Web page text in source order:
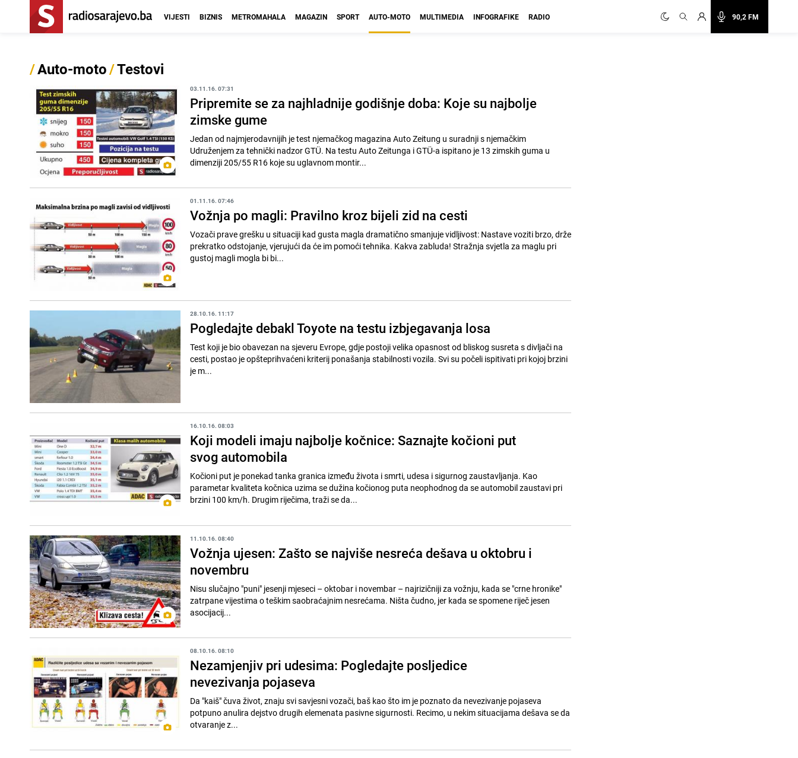
90,2 FM
VIJESTI BIZNIS METROMAHALA MAGAZIN SPORT AUTO-MOTO MULTIMEDIA INFOGRAFIKE RADIO
/Auto-moto/Testovi
03.11.16. 07:31
Pripremite se za najhladnije godišnje doba: Koje su najbolje
zimske gume
Jedan od najmjerodavnijih je test njemačkog magazina Auto Zeitung u suradnji s njemačkim
Udruženjem za tehnički nadzor GTÜ. Na testu Auto Zeitunga i GTÜ-a ispitano je 13 zimskih guma u
dimenziji 205/55 R16 koje su uglavnom montir...
01.11.16. 07:46
Vožnja po magli: Pravilno kroz bijeli zid na cesti
Vozači prave grešku u situaciji kad gusta magla dramatično smanjuje vidljivost: Nastave voziti brzo, drže
prekratko odstojanje, vjerujući da će im pomoći tehnika. Kakva zabluda! Stražnja svjetla za maglu pri
gustoj magli mogla bi bi...
28.10.16. 11:17
Pogledajte debakl Toyote na testu izbjegavanja losa
Test koji je bio obavezan na sjeveru Evrope, gdje postoji velika opasnost od bliskog susreta s divljači na
cesti, postao je opšteprihvaćeni kriterij ponašanja stabilnosti vozila. Svi su počeli ispitivati pri kojoj brzini
je m...
16.10.16. 08:03
Koji modeli imaju najbolje kočnice: Saznajte kočioni put
svog automobila
Kočioni put je ponekad tanka granica između života i smrti, udesa i sigurnog zaustavljanja. Kao
parametar kvaliteta kočnica uzima se dužina kočionog puta neophodnog da se automobil zaustavi pri
brzini 100 km/h. Drugim riječima, traži se da...
11.10.16. 08:40
Vožnja ujesen: Zašto se najviše nesreća dešava u oktobru i
novembru
Nisu slučajno "puni" jesenji mjeseci – oktobar i novembar – najrizičniji za vožnju, kada se "crne hronike"
zatrpane vijestima o teškim saobraćajnim nesrećama. Ništa čudno, jer kada se spomene riječ jesen
asocijacij...
08.10.16. 08:10
Nezamjenjiv pri udesima: Pogledajte posljedice
nevezivanja pojaseva
Da "kaiš" čuva život, znaju svi savjesni vozači, baš kao što im je poznato da nevezivanje pojaseva
potpuno anulira dejstvo drugih elemenata pasivne sigurnosti. Recimo, u nekim situacijama dešava se da
otvaranje z...